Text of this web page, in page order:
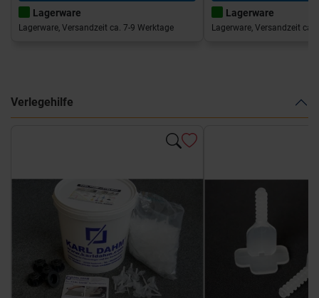
Lagerware
Lagerware, Versandzeit ca. 7-9 Werktage
Lagerware
Lagerware, Versandzeit ca.
Verlegehilfe